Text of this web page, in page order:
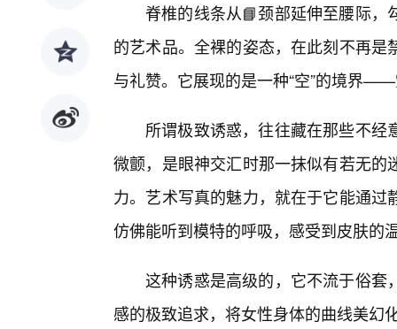
脊椎的线条从📘颈部延伸至腰际，
的艺术品。全裸的姿态，在此刻不再
与礼赞。它展现的是一种“空”的境界
所谓极致诱惑，往往藏在那些不
微颤，是眼神交汇时那一抹似有若无
力。艺术写真的魅力，就在于它能通
仿佛能听到模特的呼吸，感受到皮肤的
这种诱惑是高级的，它不流于俗套
感的极致追求，将女性身体的曲线美幻